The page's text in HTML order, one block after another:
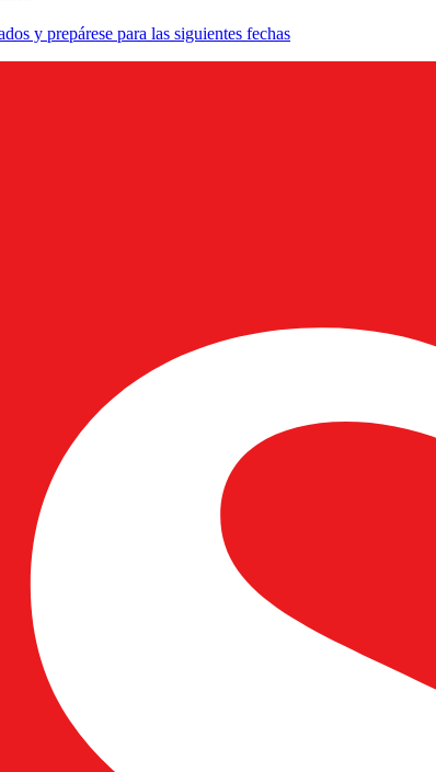
y prepárese para las siguientes fechas